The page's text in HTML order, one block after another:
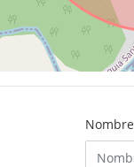
Nombre